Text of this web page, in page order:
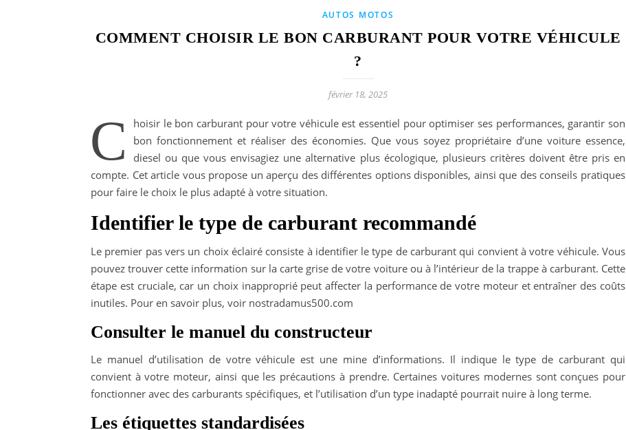
AUTOS MOTOS
COMMENT CHOISIR LE BON CARBURANT POUR VOTRE VÉHICULE
?
février 18, 2025
C
hoisir le bon carburant pour votre véhicule est essentiel pour optimiser ses performances, garantir son
bon fonctionnement et réaliser des économies. Que vous soyez propriétaire d’une voiture essence,
diesel ou que vous envisagiez une alternative plus écologique, plusieurs critères doivent être pris en
compte. Cet article vous propose un aperçu des différentes options disponibles, ainsi que des conseils pratiques
pour faire le choix le plus adapté à votre situation.
Identifier le type de carburant recommandé
Le premier pas vers un choix éclairé consiste à identifier le type de carburant qui convient à votre véhicule. Vous
pouvez trouver cette information sur la carte grise de votre voiture ou à l’intérieur de la trappe à carburant. Cette
étape est cruciale, car un choix inapproprié peut affecter la performance de votre moteur et entraîner des coûts
inutiles. Pour en savoir plus, voir nostradamus500.com
Consulter le manuel du constructeur
Le manuel d’utilisation de votre véhicule est une mine d’informations. Il indique le type de carburant qui
convient à votre moteur, ainsi que les précautions à prendre. Certaines voitures modernes sont conçues pour
fonctionner avec des carburants spécifiques, et l’utilisation d’un type inadapté pourrait nuire à long terme.
Les étiquettes standardisées